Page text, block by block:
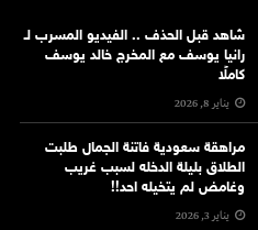
شاهد قبل الحذف .. الفيديو المسرب لـ
رانيا يوسف مع المخرج خالد يوسف
كاملًا
يناير 8, 2026
مراهقة سعودية فاتنة الجمال طلبت
الطلاق بليلة الدخله لسبب غريب
وغامض لم يتخيله احد!!
يناير 3, 2026